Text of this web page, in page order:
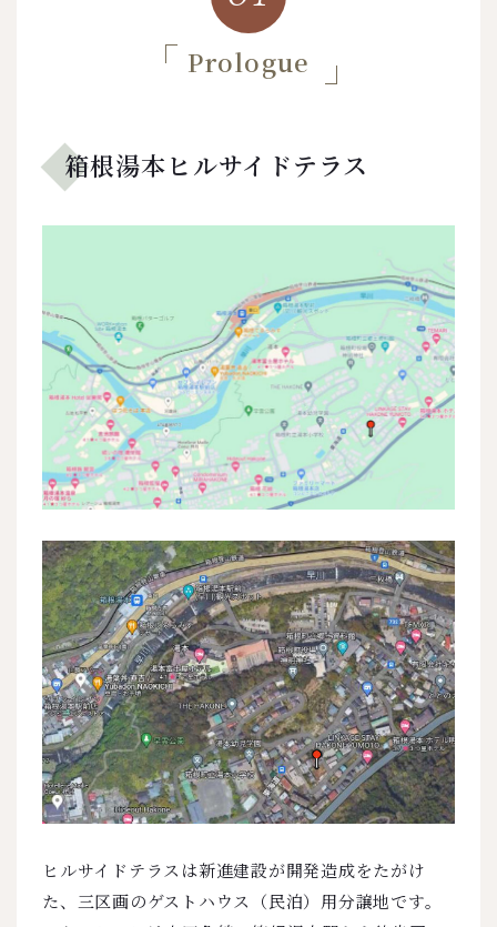
Prologue
箱根湯本ヒルサイドテラス
ヒルサイドテラスは新進建設が開発造成をたがけ
た、三区画のゲストハウス（民泊）用分譲地です。